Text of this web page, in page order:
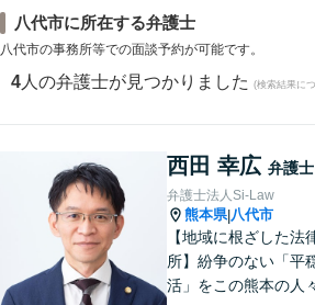
八代市に所在する弁護士
八代市の事務所等での面談予約が可能です。
4 人の弁護士が見つかりました (検索結果に
西田 幸広 弁護士
弁護士法人Si-Law
熊本県|八代市
【地域に根ざした法
所】紛争のない「平
活」をこの熊本の人